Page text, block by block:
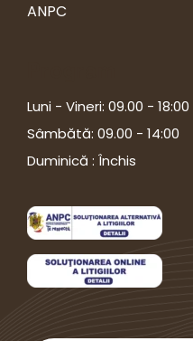
ANPC
Luni - Vineri: 09.00 - 18:00
Sâmbătă: 09.00 - 14:00
Duminică : Închis